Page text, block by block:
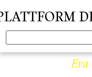
DES